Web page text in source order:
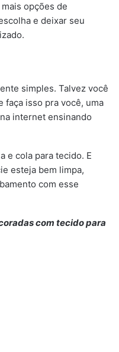
opções de
e deixar seu
simples. Talvez você
faça isso pra você, uma
internet ensinando
e cola para tecido. E
esteja bem limpa,
com esse
com tecido para